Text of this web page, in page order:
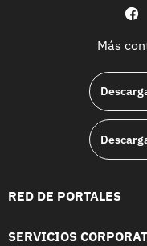
Más
RED DE PORTALES
SERVICIOS